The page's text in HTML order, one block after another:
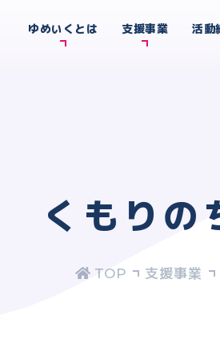
ゆめいくとは 支援事業 活動
くもりの
支援事業